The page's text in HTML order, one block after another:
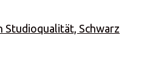
Studioqualität, Schwarz